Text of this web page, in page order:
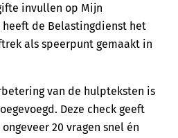
invullen op Mijn
de Belastingdienst het
als speerpunt gemaakt in
van de hulpteksten is
Deze check geeft
20 vragen snel én